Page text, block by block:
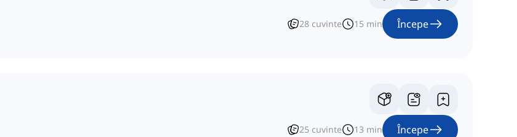
28 cuvinte 15 min Începe
25 cuvinte 13 min Începe